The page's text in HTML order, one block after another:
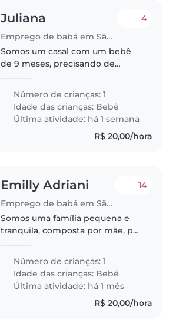
Juliana
Emprego de babá em São Paulo (São Paulo)
4
Somos um casal com um bebê
de 9 meses, precisando de
a sex e no fim de semana das 7
as 19, pois vou voltar a trabalhar.
Número de crianças: 1
Idade das crianças: Bebê
Última atividade: há 1 semana
R$ 20,00/hora
Emilly Adriani
Emprego de babá em São Paulo (São Paulo)
14
Somos uma família pequena e
tranquila, composta por mãe, pai,
no quintal dos fundos da casa.
Estamos procurando uma
pessoa..
Número de crianças: 1
Idade das crianças: Bebê
Última atividade: há 1 mês
R$ 20,00/hora